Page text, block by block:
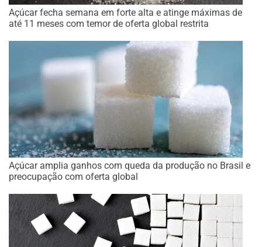
Açúcar fecha semana em forte alta e atinge máximas de
até 11 meses com temor de oferta global restrita
Açúcar amplia ganhos com queda da produção no Brasil e
preocupação com oferta global